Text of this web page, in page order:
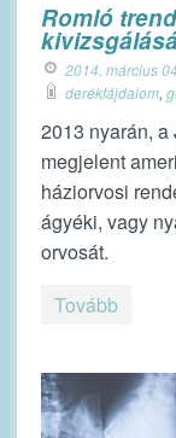
Romló
2014. március
derékfájdalom,
2013 nyarán,
megjelent
háziorvosi
ágyéki, vagy
orvosát.
Tovább